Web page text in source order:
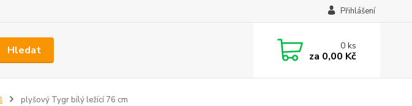
Přihlášení
Hledat 0ks
za 0,00 Kč
plyšový Tygr bílý ležící 76 cm